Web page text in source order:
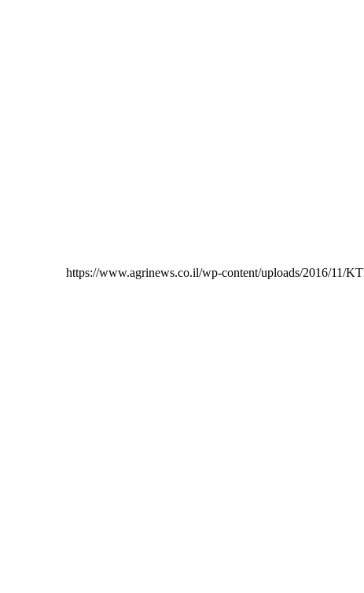
https://www.agrinews.co.il/wp-content/uploads/2016/11/